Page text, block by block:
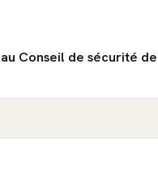
Conseil de sécurité de